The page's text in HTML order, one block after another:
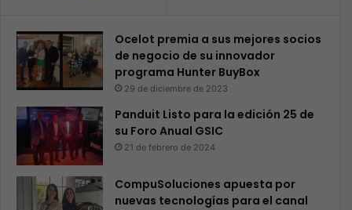
Ocelot premia a sus mejores socios
de negocio de su innovador
programa Hunter BuyBox
29 de diciembre de 2023
Panduit Listo para la edición 25 de
su Foro Anual GSIC
21 de febrero de 2024
CompuSoluciones apuesta por
nuevas tecnologías para el canal